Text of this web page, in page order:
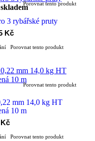
Porovnat tento produkt
3 rybářské pruty
Kč
Porovnat tento produkt
Porovnat tento produkt
mm 14,0 kg HT
10 m
Porovnat tento produkt